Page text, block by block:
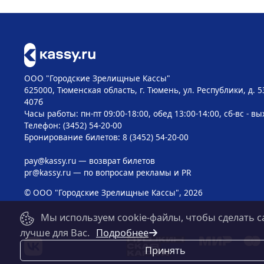
ООО "Городские Зрелищные Кассы"
625000, Тюменская область, г. Тюмень, ул. Республики, д.
407б
Часы работы: пн-пт 09:00-18:00, обед 13:00-14:00, сб-вс -
Телефон: (3452) 54-20-00
Бронирование билетов: 8 (3452) 54-20-00
pay@kassy.ru— возврат билетов
pr@kassy.ru— по вопросам рекламы и PR
© ООО "Городские Зрелищные Кассы", 2026
Мы используем cookie-файлы, чтобы сделать
лучше для Вас. Подробнее
Принять